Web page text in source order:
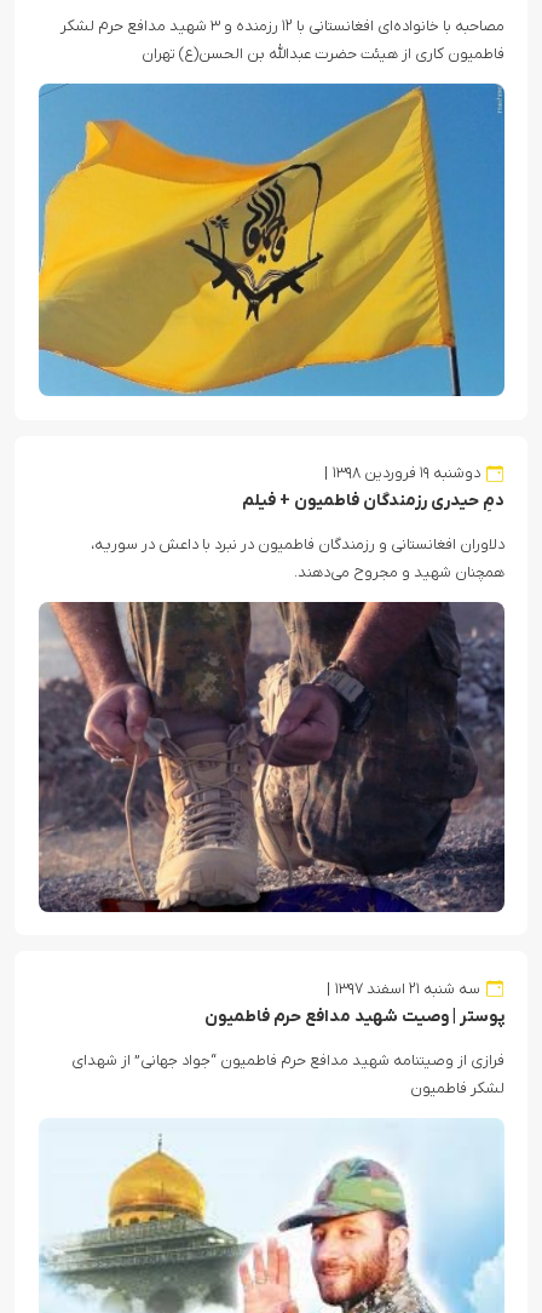
مصاحبه با خانواده‌ای افغانستانی با ۱۲ رزمنده و ۳ شهید مدافع حرم لشکر
فاطمیون کاری از هیئت حضرت عبدالله بن الحسن(ع) تهران
دوشنبه ۱۹ فروردین ۱۳۹۸
دمِ حیدری رزمندگان فاطمیون + فیلم
دلاوران افغانستانی و رزمندگان فاطمیون در نبرد با داعش در سوریه،
همچنان شهید و مجروح می‌دهند.
سه شنبه ۲۱ اسفند ۱۳۹۷
پوستر | وصیت شهید مدافع حرم فاطمیون
فرازی از وصیتنامه شهید مدافع حرم فاطمیون “جواد جهانی” از شهدای
لشکر فاطمیون